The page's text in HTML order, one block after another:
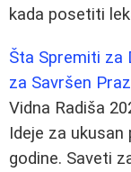
kada posetiti
Šta Spremiti za
za Savršen
Vidna Radiša
Ideje za
godine. Saveti